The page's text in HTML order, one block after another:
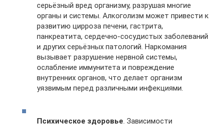
серьёзный вред организму, разрушая многие
органы и системы. Алкоголизм может привести к
развитию цирроза печени, гастрита,
панкреатита, сердечно-сосудистых заболеваний
и других серьёзных патологий. Наркомания
вызывает разрушение нервной системы,
ослабление иммунитета и повреждение
внутренних органов, что делает организм
уязвимым перед различными инфекциями.
Психическое здоровье. Зависимости